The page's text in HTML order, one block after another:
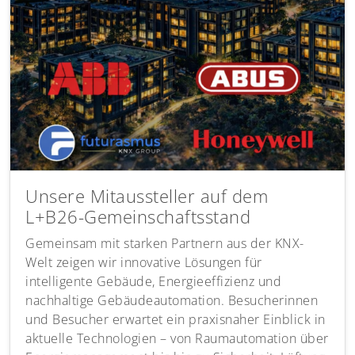
Unsere Mitaussteller auf dem
L+B26-Gemeinschaftsstand
Gemeinsam mit starken Partnern aus der KNX-
Welt zeigen wir innovative Lösungen für
intelligente Gebäude, Energieeffizienz und
nachhaltige Gebäudeautomation. Besucherinnen
und Besucher erwartet ein praxisnaher Einblick in
aktuelle Technologien – von Raumautomation über